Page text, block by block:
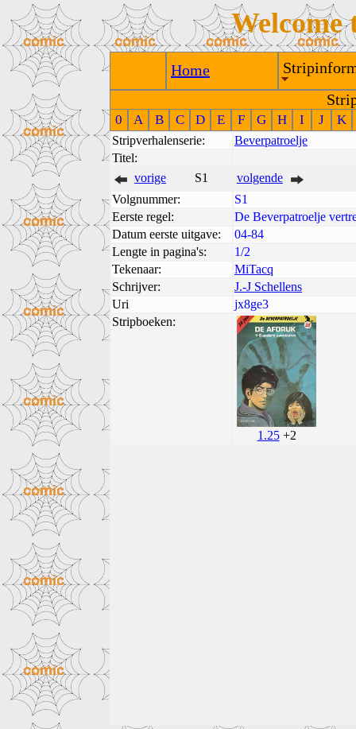
Welcome
Home
0 A B C D E F G H I J K
Stripverhalenserie:
Beverpatroelje
Titel:
vorige
S1
volgende
Volgnummer:
S1
Eerste regel:
De Beverpatroelje
Datum eerste uitgave:
04-84
Lengte in pagina's:
1/2
Tekenaar:
MiTacq
Schrijver:
J.-J Schellens
Uri
jx8ge3
Stripboeken:
1.25+2